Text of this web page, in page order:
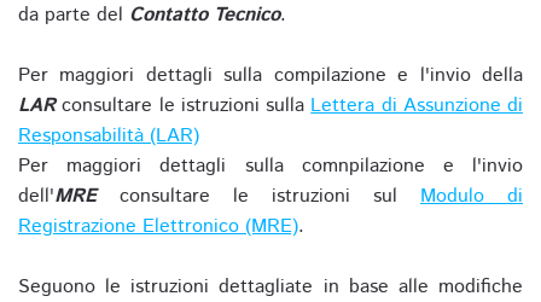
da parte del Contatto Tecnico.
Per maggiori dettagli sulla compilazione e l'invio della
LARconsultare le istruzioni sullaLettera di Assunzione di
Responsabilità (LAR)
Per maggiori dettagli sulla comnpilazione e l'invio
dell'MREconsultare le istruzioni sul Modulo di
Registrazione Elettronico (MRE).
Seguono le istruzioni dettagliate in base alle modifiche